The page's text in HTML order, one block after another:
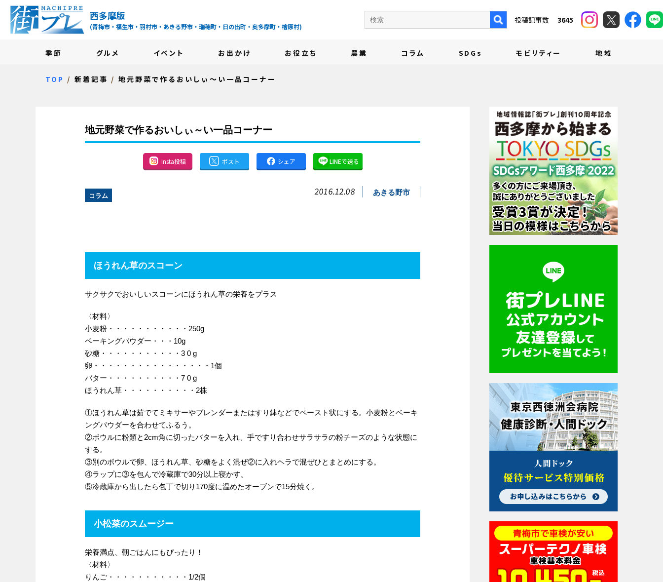
街プレ -東京・西多摩の地域情報サイト-
西多摩版
(青梅市・福生市・羽村市・あきる野市・瑞穂町・日の出町・奥多摩町・檜原村)
季節 グルメ イベント お出かけ お役立ち 農業 コラム SDGs モビリティー 地域
投稿記事数 3645
TOP 新着記事 地元野菜で作るおいしぃ～い一品コーナー
地元野菜で作るおいしぃ～い一品コーナー
Insta投稿 ポスト シェア LINEで送る
コラム 2016.12.08 あきる野市
ほうれん草のスコーン
サクサクでおいしいスコーンにほうれん草の栄養をプラス
〈材料〉
小麦粉・・・・・・・・・・・250g
ベーキングパウダー・・・10g
砂糖・・・・・・・・・・・3 0 g
卵・・・・・・・・・・・・・・・・1個
バター・・・・・・・・・・7 0 g
ほうれん草・・・・・・・・・・2株
①ほうれん草は茹でてミキサーやブレンダーまたはすり鉢などでペースト状にする。小麦粉とベーキ
ングパウダーを合わせてふるう。
②ボウルに粉類と2cm角に切ったバターを入れ、手ですり合わせサラサラの粉チーズのような状態に
する。
③別のボウルで卵、ほうれん草、砂糖をよく混ぜ②に入れヘラで混ぜひとまとめにする。
④ラップに③を包んで冷蔵庫で30分以上寝かす。
⑤冷蔵庫から出したら包丁で切り170度に温めたオーブンで15分焼く。
小松菜のスムージー
栄養満点、朝ごはんにもぴったり！
〈材料〉
りんご・・・・・・・・・・・1/2個